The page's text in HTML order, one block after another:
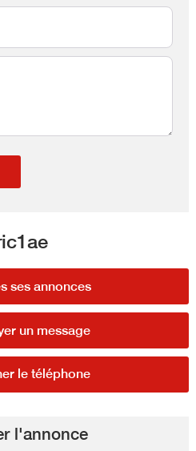
ses annonces
un message
le téléphone
l'annonce